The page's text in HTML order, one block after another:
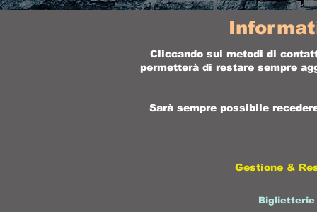
Cliccando sui metodi di
permetterà di restare sempre
Sarà sempre possibile
Gestione &